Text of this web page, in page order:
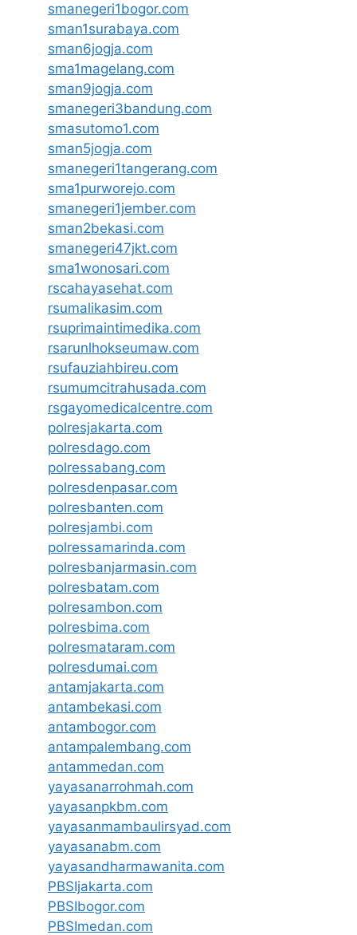
smanegeri1bogor.com
sman1surabaya.com
sman6jogja.com
sma1magelang.com
sman9jogja.com
smanegeri3bandung.com
smasutomo1.com
sman5jogja.com
smanegeri1tangerang.com
sma1purworejo.com
smanegeri1jember.com
sman2bekasi.com
smanegeri47jkt.com
sma1wonosari.com
rscahayasehat.com
rsumalikasim.com
rsuprimaintimedika.com
rsarunlhokseumaw.com
rsufauziahbireu.com
rsumumcitrahusada.com
rsgayomedicalcentre.com
polresjakarta.com
polresdago.com
polressabang.com
polresdenpasar.com
polresbanten.com
polresjambi.com
polressamarinda.com
polresbanjarmasin.com
polresbatam.com
polresambon.com
polresbima.com
polresmataram.com
polresdumai.com
antamjakarta.com
antambekasi.com
antambogor.com
antampalembang.com
antammedan.com
yayasanarrohmah.com
yayasanpkbm.com
yayasanmambaulirsyad.com
yayasanabm.com
yayasandharmawanita.com
PBSIjakarta.com
PBSIbogor.com
PBSImedan.com